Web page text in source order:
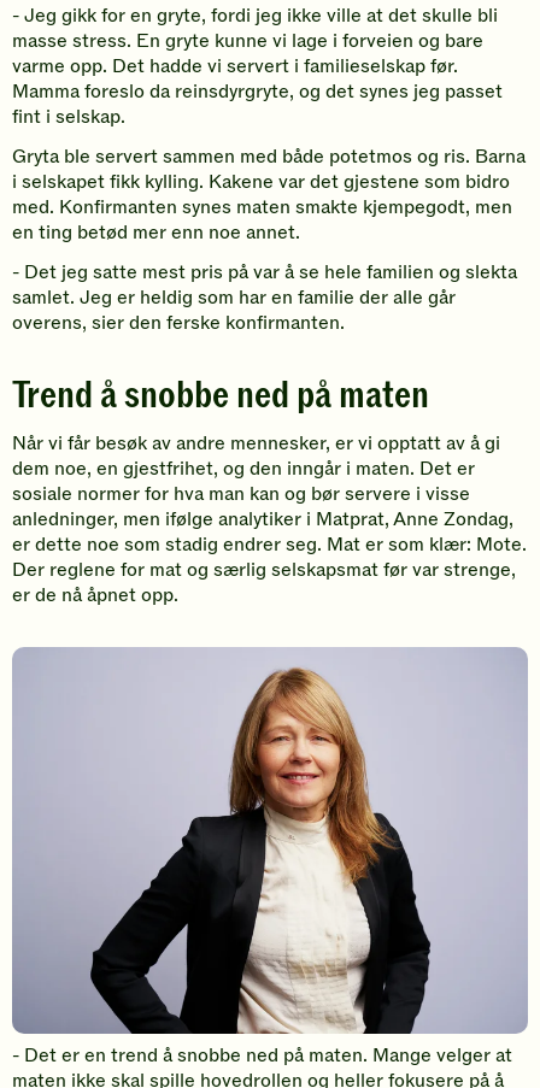
- Jeg gikk for en gryte, fordi jeg ikke ville at det skulle bli
masse stress. En gryte kunne vi lage i forveien og bare
varme opp. Det hadde vi servert i familieselskap før.
Mamma foreslo da reinsdyrgryte, og det synes jeg passet
fint i selskap.
Gryta ble servert sammen med både potetmos og ris. Barna
i selskapet fikk kylling. Kakene var det gjestene som bidro
med. Konfirmanten synes maten smakte kjempegodt, men
en ting betød mer enn noe annet.
- Det jeg satte mest pris på var å se hele familien og slekta
samlet. Jeg er heldig som har en familie der alle går
overens, sier den ferske konfirmanten.
Trend å snobbe ned på maten
Når vi får besøk av andre mennesker, er vi opptatt av å gi
dem noe, en gjestfrihet, og den inngår i maten. Det er
sosiale normer for hva man kan og bør servere i visse
anledninger, men ifølge analytiker i Matprat, Anne Zondag,
er dette noe som stadig endrer seg. Mat er som klær: Mote.
Der reglene for mat og særlig selskapsmat før var strenge,
er de nå åpnet opp.
- Det er en trend å snobbe ned på maten. Mange velger at
maten ikke skal spille hovedrollen og heller fokusere på å